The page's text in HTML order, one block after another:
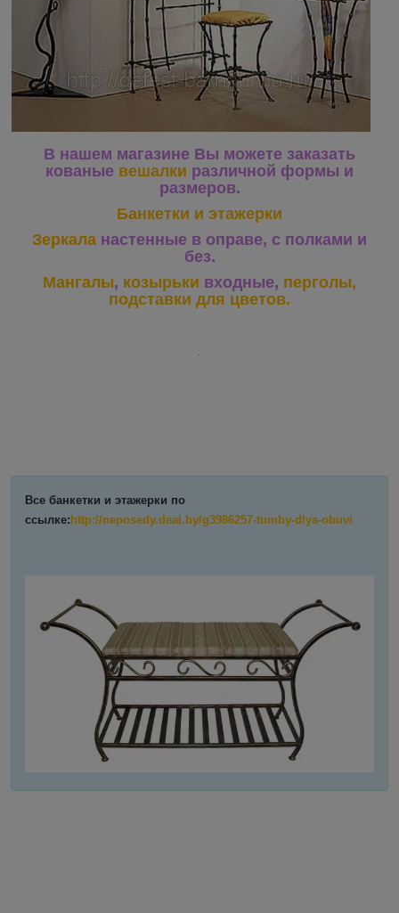
В нашем магазине Вы можете заказать
кованые вешалки различной формы и
размеров.
Банкетки и этажерки
Зеркала настенные в оправе, с полками и
без.
Мангалы, козырьки входные, перголы,
подставки для цветов.
Все банкетки и этажерки по
ссылке:http://neposedy.deal.by/g3986257-tumby-dlya-obuvi